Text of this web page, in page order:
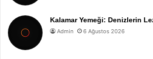
Kalamar Yemeği: Denizlerin
Admin 6 Ağustos 2026